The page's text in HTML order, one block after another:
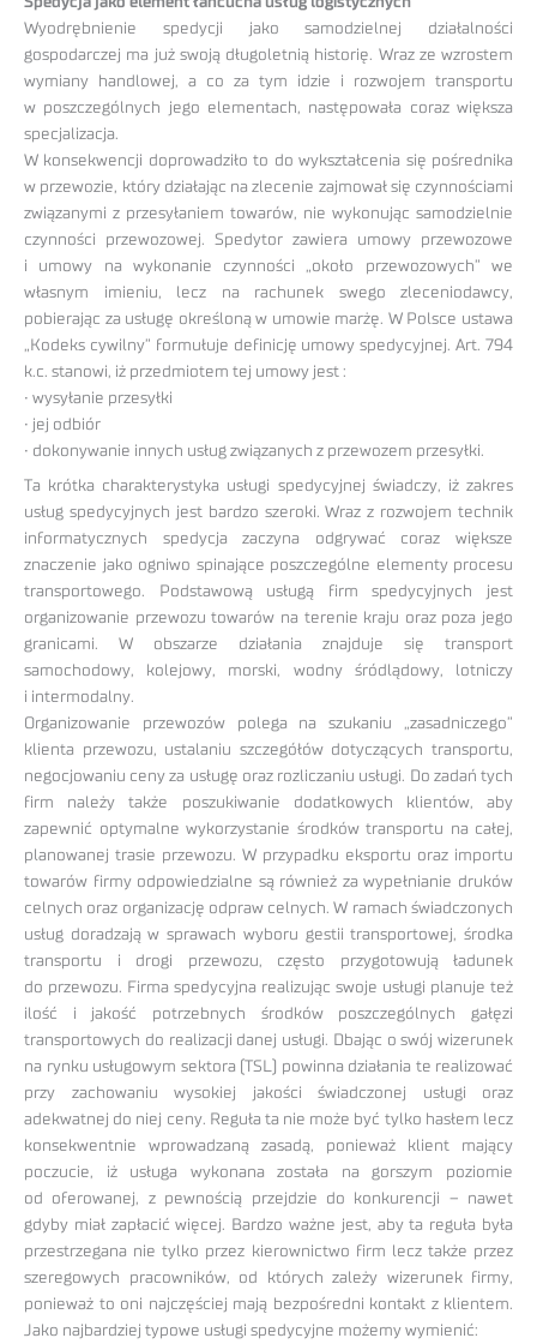
Wyodrębnienie spedycji jako samodzielnej działalności
gospodarczej ma już swoją długoletnią historię. Wraz ze wzrostem
wymiany handlowej, a co za tym idzie i rozwojem transportu
w poszczególnych jego elementach, następowała coraz większa
specjalizacja.
W konsekwencji doprowadziło to do wykształcenia się pośrednika
w przewozie, który działając na zlecenie zajmował się czynnościami
związanymi z przesyłaniem towarów, nie wykonując samodzielnie
czynności przewozowej. Spedytor zawiera umowy przewozowe
i umowy na wykonanie czynności „około przewozowych” we
własnym imieniu, lecz na rachunek swego zleceniodawcy,
pobierając za usługę określoną w umowie marżę. W Polsce ustawa
„Kodeks cywilny” formułuje definicję umowy spedycyjnej. Art. 794
k.c. stanowi, iż przedmiotem tej umowy jest :
• wysyłanie przesyłki
• jej odbiór
• dokonywanie innych usług związanych z przewozem przesyłki.
Ta krótka charakterystyka usługi spedycyjnej świadczy, iż zakres
usług spedycyjnych jest bardzo szeroki. Wraz z rozwojem technik
informatycznych spedycja zaczyna odgrywać coraz większe
znaczenie jako ogniwo spinające poszczególne elementy procesu
transportowego. Podstawową usługą firm spedycyjnych jest
organizowanie przewozu towarów na terenie kraju oraz poza jego
granicami. W obszarze działania znajduje się transport
samochodowy, kolejowy, morski, wodny śródlądowy, lotniczy
i intermodalny.
Organizowanie przewozów polega na szukaniu „zasadniczego”
klienta przewozu, ustalaniu szczegółów dotyczących transportu,
negocjowaniu ceny za usługę oraz rozliczaniu usługi. Do zadań tych
firm należy także poszukiwanie dodatkowych klientów, aby
zapewnić optymalne wykorzystanie środków transportu na całej,
planowanej trasie przewozu. W przypadku eksportu oraz importu
towarów firmy odpowiedzialne są również za wypełnianie druków
celnych oraz organizację odpraw celnych. W ramach świadczonych
usług doradzają w sprawach wyboru gestii transportowej, środka
transportu i drogi przewozu, często przygotowują ładunek
do przewozu. Firma spedycyjna realizując swoje usługi planuje też
ilość i jakość potrzebnych środków poszczególnych gałęzi
transportowych do realizacji danej usługi. Dbając o swój wizerunek
na rynku usługowym sektora (TSL) powinna działania te realizować
przy zachowaniu wysokiej jakości świadczonej usługi oraz
adekwatnej do niej ceny. Reguła ta nie może być tylko hasłem lecz
konsekwentnie wprowadzaną zasadą, ponieważ klient mający
poczucie, iż usługa wykonana została na gorszym poziomie
od oferowanej, z pewnością przejdzie do konkurencji – nawet
gdyby miał zapłacić więcej. Bardzo ważne jest, aby ta reguła była
przestrzegana nie tylko przez kierownictwo firm lecz także przez
szeregowych pracowników, od których zależy wizerunek firmy,
ponieważ to oni najczęściej mają bezpośredni kontakt z klientem.
Jako najbardziej typowe usługi spedycyjne możemy wymienić: